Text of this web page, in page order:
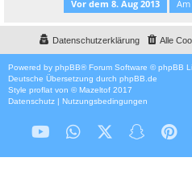
Alle
Datenschutzerklärung
Powered by phpBB® Forum Software © phpBB
Deutsche Übersetzung durch phpBB.de
Style proflat von © Mazeltof 2017
Datenschutz
Nutzungsbedingungen